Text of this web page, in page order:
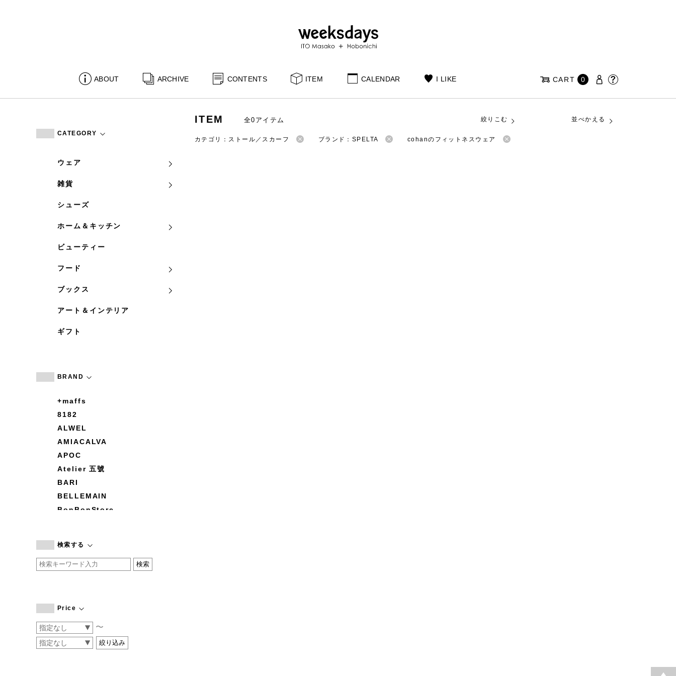
ABOUT ARCHIVE CONTENTS ITEM CALENDAR I LIKE CART 0
CATEGORY
ウェア
雑貨
シューズ
ホーム＆キッチン
ビューティー
フード
ブックス
アート＆インテリア
ギフト
BRAND
+maffs
8182
ALWEL
AMIACALVA
APOC
Atelier 五號
BARI
BELLEMAIN
BonBonStore
by basics
CATWORTH
COGTHEBIGSMOKE
CONVERSE
DEAN & DELUCA
検索する
Price
〜
ITEM 全0アイテム 絞りこむ 並べかえる
カテゴリ：ストール／スカーフ ブランド：SPELTA cohanのフィットネスウェア